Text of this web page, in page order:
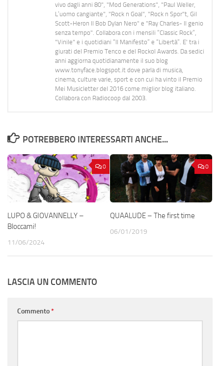
vivo dagli anni 80", "Mod Generations", "Paul Weller,
L’uomo cangiante", "Rock n Goal", "Rock n Spor"t, Gil
Scott-Heron Il Bob Dylan Nero" e "Ray Charles- Il genio
senza tempo". Collabora con i mensili “Classic Rock”,
"Vinile" e i quotidiani “Il Manifesto” e “Libertà”. E' tra i
giurati del Premio Tenco e del Rockol Awards. Da sedici
anni aggiorna quotidianamente il suo blog
www.tonyface.blogspot.it dove parla di musica,
cinema, culture varie, sport e con cui ha vinto il Premio
Mei Musicletter del 2016 come miglior blog italiano.
Collabora con Radiocoop dal 2003.
POTREBBERO INTERESSARTI ANCHE...
0
LUPO & GIOVANNELLY –
Bloccami!
11/06/2024
0
QUAALUDE – The first time
06/01/2019
LASCIA UN COMMENTO
Commento*